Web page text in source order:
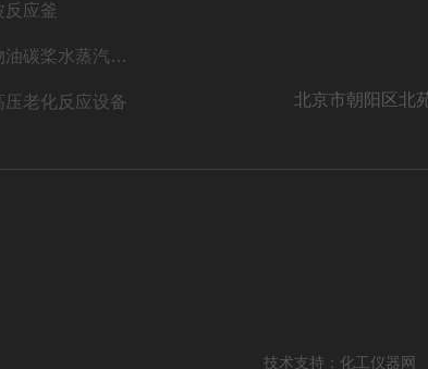
反应釜
定制生物油碳桨水蒸汽气化制氢液体燃料装置
压老化反应设备
北京市朝阳区北
技术支持： 化工仪器网